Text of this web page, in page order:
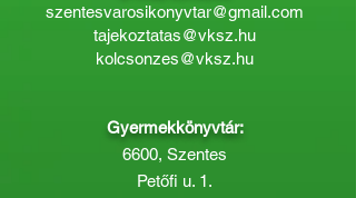
szentesvarosikonyvtar@gmail.com
tajekoztatas@vksz.hu
kolcsonzes@vksz.hu
Gyermekkönyvtár:
6600, Szentes
Petőfi u. 1.